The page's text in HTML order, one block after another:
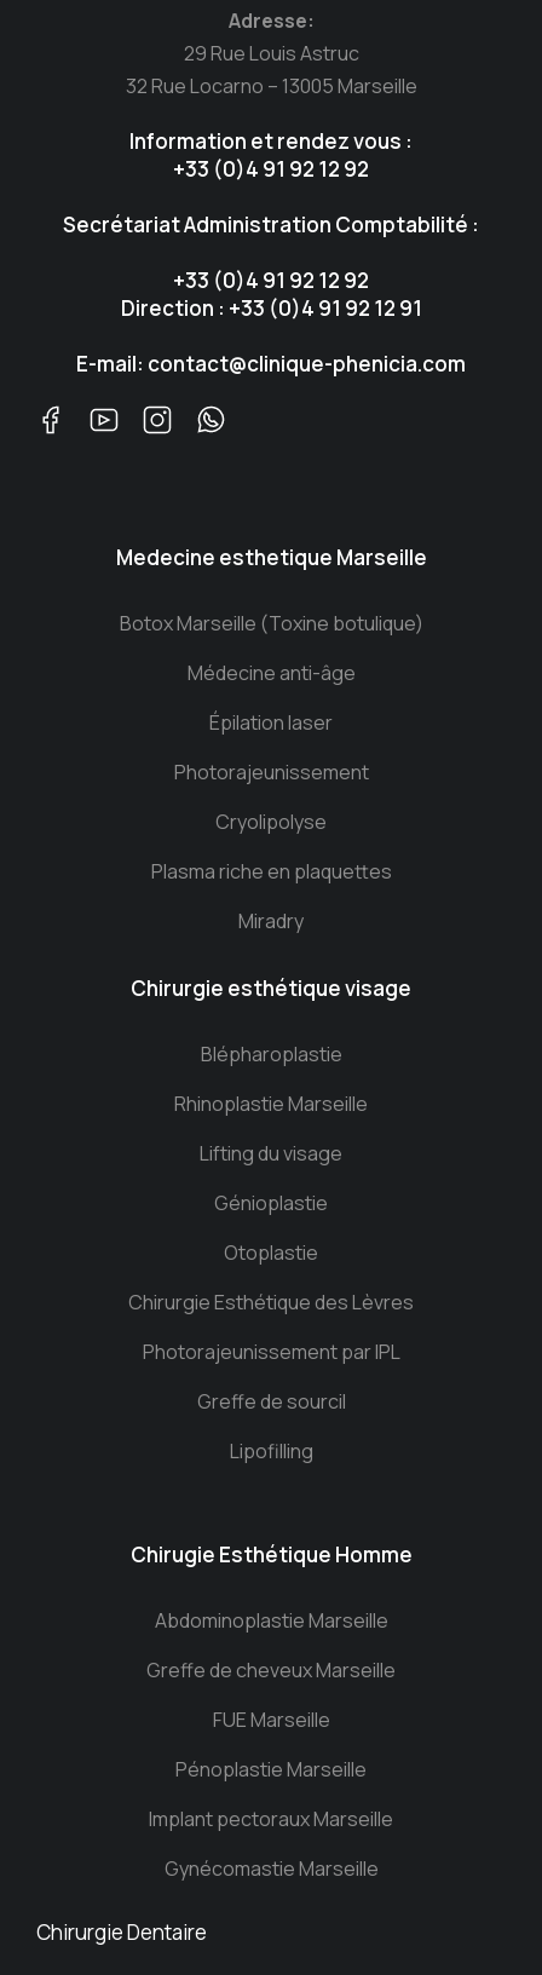
Adresse:
29 Rue Louis Astruc
32 Rue Locarno – 13005 Marseille
Information et rendez vous :
+33 (0)4 91 92 12 92
Secrétariat Administration Comptabilité :
+33 (0)4 91 92 12 92
Direction : +33 (0)4 91 92 12 91
E-mail: contact@clinique-phenicia.com
Medecine esthetique Marseille
Botox Marseille (Toxine botulique)
Médecine anti-âge
Épilation laser
Photorajeunissement
Cryolipolyse
Plasma riche en plaquettes
Miradry
Chirurgie esthétique visage
Blépharoplastie
Rhinoplastie Marseille
Lifting du visage
Génioplastie
Otoplastie
Chirurgie Esthétique des Lèvres
Photorajeunissement par IPL
Greffe de sourcil
Lipofilling
Chirugie Esthétique Homme
Abdominoplastie Marseille
Greffe de cheveux Marseille
FUE Marseille
Pénoplastie Marseille
Implant pectoraux Marseille
Gynécomastie Marseille
Chirurgie Dentaire